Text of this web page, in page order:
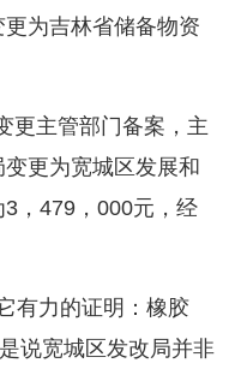
为吉林省储备物资
更主管部门备案，主
更为宽城区发展和
，479，000元，经
有力的证明：橡胶
说宽城区发改局并非